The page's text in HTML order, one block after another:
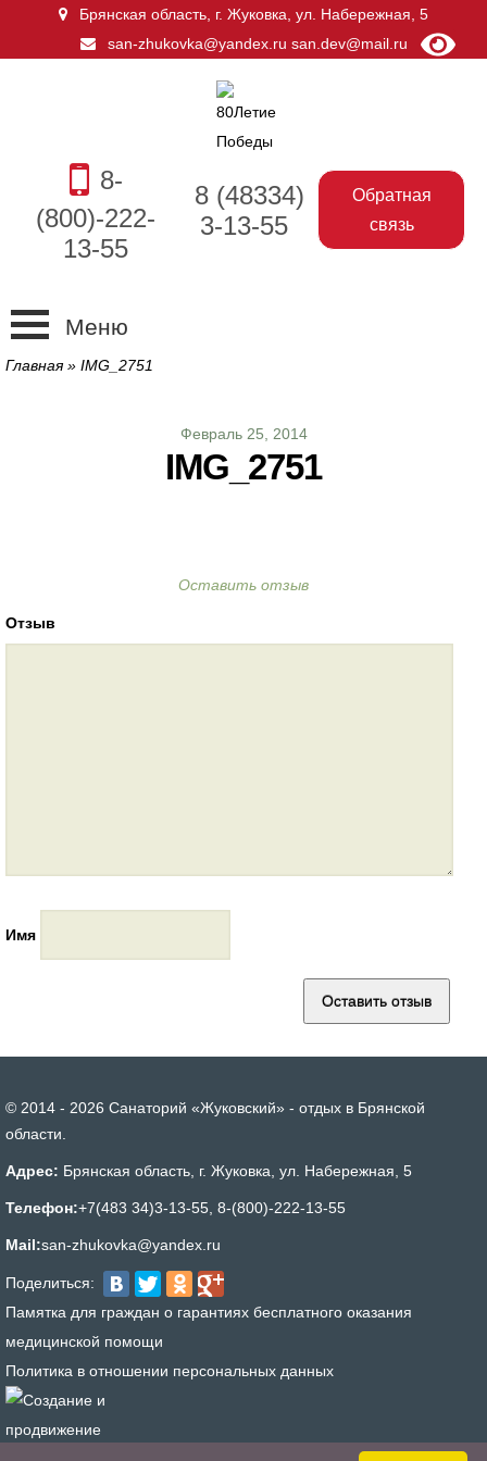
Брянская область, г. Жуковка ул. Набережная, 5
san-zhukovka@yandex.ru san.dev@mail.ru
8-
(800)-222-
13-55
8 (48334)
3-13-55
Обратная
связь
Меню
Главная » IMG_2751
Февраль 25, 2014
IMG_2751
Оставить отзыв
Отзыв
Имя
© 2014 - 2026 Санаторий «Жуковский» - отдых в Брянской
области.
Адрес: Брянская область, г. Жуковка, ул. Набережная, 5
Телефон:+7(483 34)3-13-55 8-(800)-222-13-55
Mail:san-zhukovka@yandex.ru
Поделиться:
Памятка для граждан о гарантиях бесплатного оказания
медицинской помощи
Политика в отношении персональных данных